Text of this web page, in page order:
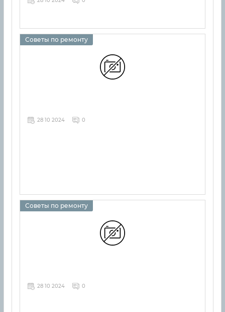
Советы по ремонту
28 10 2024 0
Советы по ремонту
28 10 2024 0